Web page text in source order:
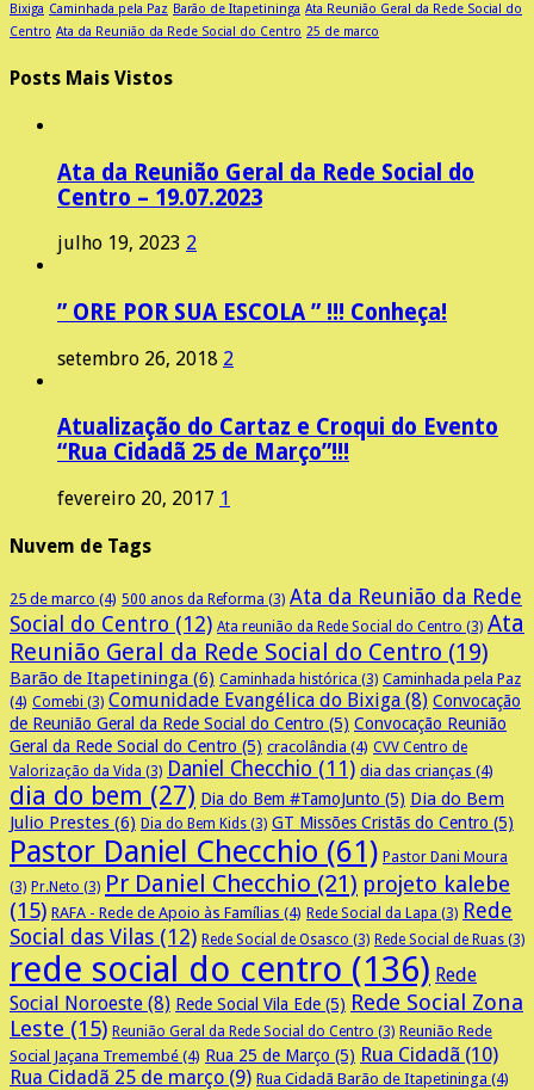
Bixiga Caminhada pela Paz Barão de Itapetininga Ata Reunião Geral da Rede Social do
Centro Ata da Reunião da Rede Social do Centro 25 de marco
Posts Mais Vistos
Ata da Reunião Geral da Rede Social do
Centro – 19.07.2023
julho 19, 2023 2
” ORE POR SUA ESCOLA ” !!! Conheça!
setembro 26, 2018 2
Atualização do Cartaz e Croqui do Evento
“Rua Cidadã 25 de Março”!!!
fevereiro 20, 2017 1
Nuvem de Tags
25 de marco (4) 500 anos da Reforma (3) Ata da Reunião da Rede
Social do Centro (12) Ata reunião da Rede Social do Centro (3) Ata
Reunião Geral da Rede Social do Centro (19)
Barão de Itapetininga (6) Caminhada histórica (3) Caminhada pela Paz
(4) Comebi (3) Comunidade Evangélica do Bixiga (8) Convocação
de Reunião Geral da Rede Social do Centro (5) Convocação Reunião
Geral da Rede Social do Centro (5) cracolândia (4) CVV Centro de
Valorização da Vida (3) Daniel Checchio (11) dia das crianças (4)
dia do bem (27) Dia do Bem #TamoJunto (5) Dia do Bem
Julio Prestes (6) Dia do Bem Kids (3) GT Missões Cristãs do Centro (5)
Pastor Daniel Checchio (61) Pastor Dani Moura
(3) Pr.Neto (3) Pr Daniel Checchio (21) projeto kalebe
(15) RAFA - Rede de Apoio às Famílias (4) Rede Social da Lapa (3) Rede
Social das Vilas (12) Rede Social de Osasco (3) Rede Social de Ruas (3)
rede social do centro (136) Rede
Social Noroeste (8) Rede Social Vila Ede (5) Rede Social Zona
Leste (15) Reunião Geral da Rede Social do Centro (3) Reunião Rede
Social Jaçana Tremembé (4) Rua 25 de Março (5) Rua Cidadã (10)
Rua Cidadã 25 de março (9) Rua Cidadã Barão de Itapetininga (4)